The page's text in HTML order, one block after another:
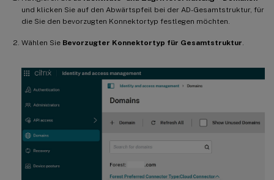
und klicken Sie auf den Abwärtspfeil bei der AD-Gesamtstruktur, für
die Sie den bevorzugten Konnektortyp festlegen möchten.
Wählen Sie Bevorzugter Konnektortyp für Gesamtstruktur.